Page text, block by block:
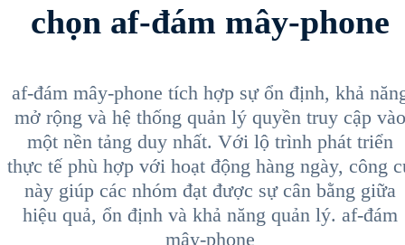
chọn af-đám mây-phone
af-đám mây-phone tích hợp sự ổn định, khả
mở rộng và hệ thống quản lý quyền truy cập vào
một nền tảng duy nhất. Với lộ trình phát triển
thực tế phù hợp với hoạt động hàng ngày, công
này giúp các nhóm đạt được sự cân bằng giữa
hiệu quả, ổn định và khả năng quản lý. af-đám
mây-phone